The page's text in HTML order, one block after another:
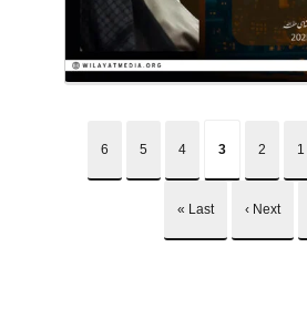
1
2
3
4
5
6
Next ›
Last »